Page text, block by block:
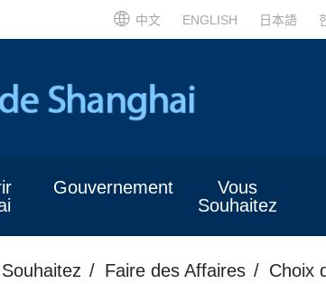
中文 ENGLISH 日本語
Gouvernement
Vous
Souhaitez
Faire des Affaires Choix